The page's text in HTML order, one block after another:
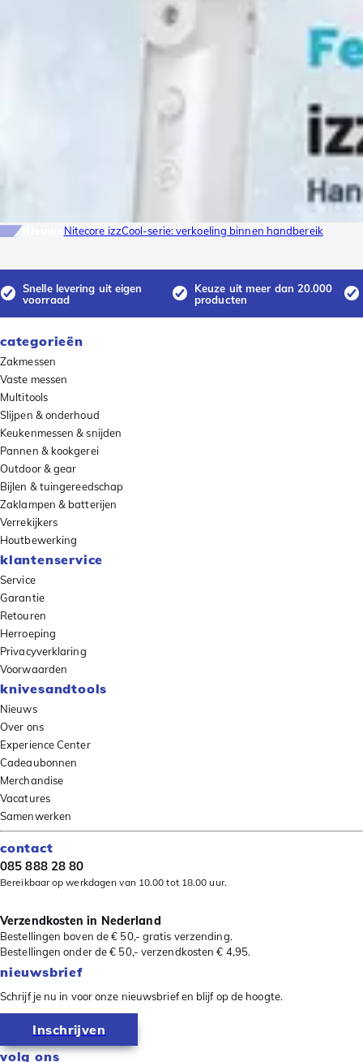
Nitecore izzCool-serie: verkoeling binnen handbereik
Snelle levering uit eigen
voorraad
Keuze uit meer dan 20.000
producten
categorieën
Zakmessen
Vaste messen
Multitools
Slijpen & onderhoud
Keukenmessen & snijden
Pannen & kookgerei
Outdoor & gear
Bijlen & tuingereedschap
Zaklampen & batterijen
Verrekijkers
Houtbewerking
klantenservice
Service
Garantie
Retouren
Herroeping
Privacyverklaring
Voorwaarden
knivesandtools
Nieuws
Over ons
Experience Center
Cadeaubonnen
Merchandise
Vacatures
Samenwerken
contact
085 888 28 80
Bereikbaar op werkdagen van 10.00 tot 18.00 uur.
Verzendkosten in Nederland
Bestellingen boven de € 50,- gratis verzending.
Bestellingen onder de € 50,- verzendkosten € 4,95.
nieuwsbrief
Schrijf je nu in voor onze nieuwsbrief en blijf op de hoogte.
Inschrijven
volg ons